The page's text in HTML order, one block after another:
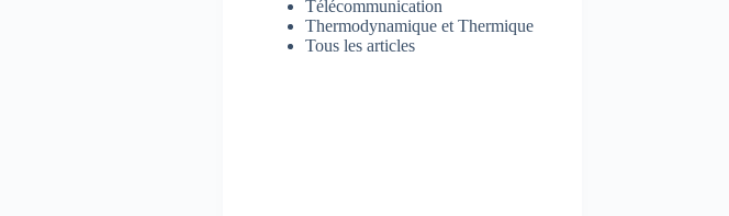
Télécommunication
Thermodynamique et Thermique
Tous les articles